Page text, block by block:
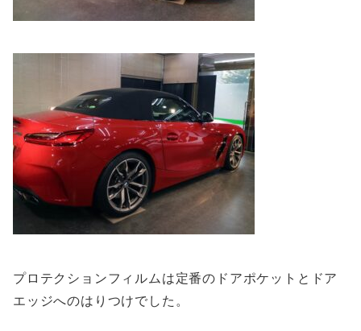
プロテクションフィルムは定番のドアポケットとドア
エッジへのはりつけでした。